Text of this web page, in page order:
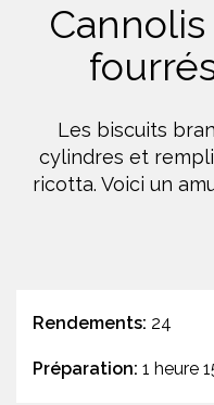
Les biscuits
cylindres et
ricotta. Voici un
Rendements: 24
Préparation: 1 heure